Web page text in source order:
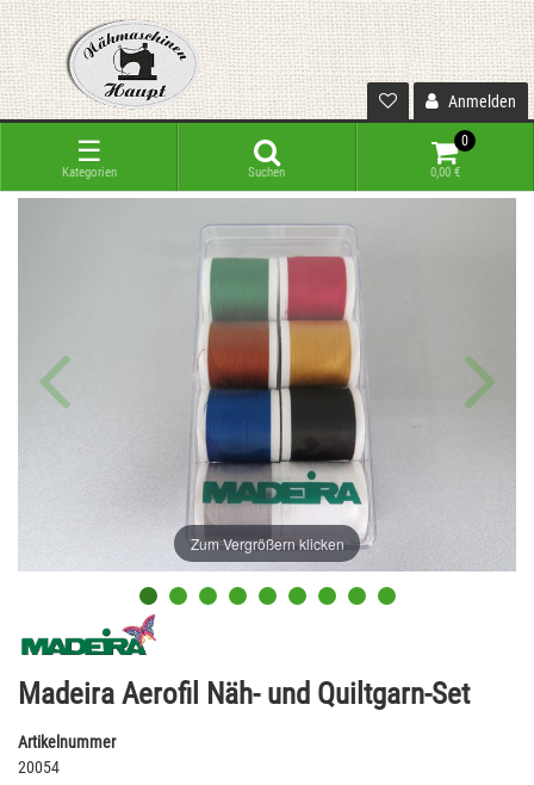
Anmelden
☰
Kategorien Suchen
0
0,00 €
Zum Vergrößern klicken
Madeira Aerofil Näh- und Quiltgarn-Set
Artikelnummer
20054